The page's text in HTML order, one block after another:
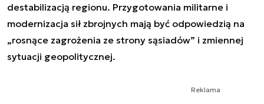
destabilizacją regionu. Przygotowania militarne i
modernizacja sił zbrojnych mają być odpowiedzią na
„rosnące zagrożenia ze strony sąsiadów” i zmiennej
sytuacji geopolitycznej.
Reklama